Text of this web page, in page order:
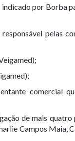
por Borba
pelas
comercial
de mais
Campos Maia,